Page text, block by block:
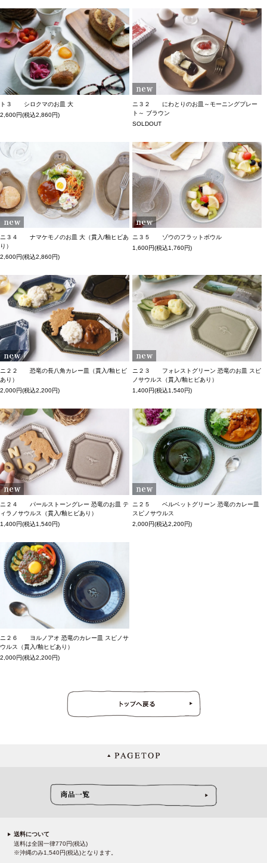
ト３ シロクマのお皿 大
2,600円(税込2,860円)
ニ３２ にわとりのお皿～モーニングプレー
ト～ ブラウン
SOLDOUT
ニ３４ ナマケモノのお皿 大（貫入/釉ヒビあ
り）
2,600円(税込2,860円)
ニ３５ ゾウのフラットボウル
1,600円(税込1,760円)
ニ２２ 恐竜の長八角カレー皿（貫入/釉ヒビ
あり）
2,000円(税込2,200円)
ニ２３ フォレストグリーン 恐竜のお皿 スピ
ノサウルス（貫入/釉ヒビあり）
1,400円(税込1,540円)
ニ２４ パールストーングレー 恐竜のお皿 テ
ィラノサウルス（貫入/釉ヒビあり）
1,400円(税込1,540円)
ニ２５ ベルベットグリーン 恐竜のカレー皿
スピノサウルス
2,000円(税込2,200円)
ニ２６ ヨルノアオ 恐竜のカレー皿 スピノサ
ウルス（貫入/釉ヒビあり）
2,000円(税込2,200円)
送料について
送料は全国一律770円(税込)
※沖縄のみ1,540円(税込)となります。